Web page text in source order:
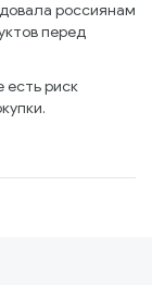
россиянам
перед
есть риск